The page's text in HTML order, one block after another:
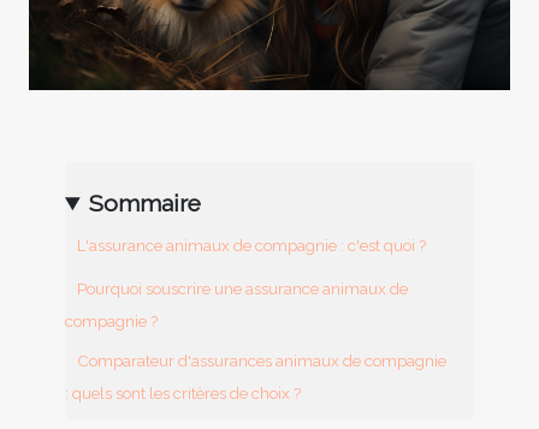
Sommaire
L'assurance animaux de compagnie : c'est quoi ?
Pourquoi souscrire une assurance animaux de
compagnie ?
Comparateur d'assurances animaux de compagnie
: quels sont les critères de choix ?